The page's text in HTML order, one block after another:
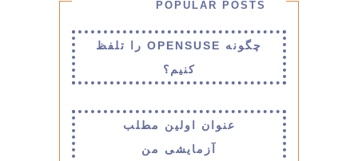
POPULAR POSTS
چگونه OPENSUSE را تلفظ
کنیم؟
عنوان اولین مطلب
آزمایشی من